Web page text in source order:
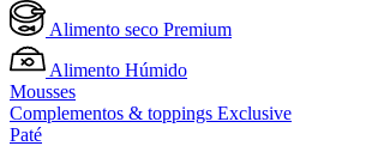
Alimento seco Premium
Alimento Húmido
Mousses
Complementos & toppings Exclusive
Paté